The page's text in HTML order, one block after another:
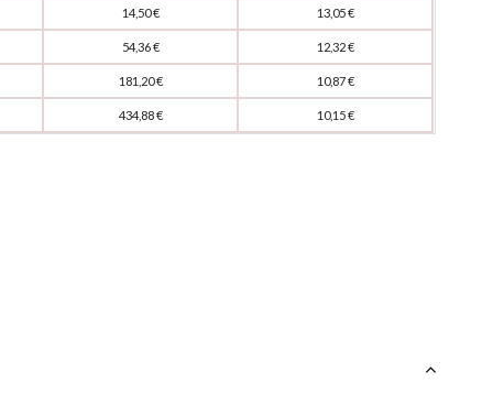
14,50 € 13,05 €
54,36 € 12,32 €
181,20 € 10,87 €
434,88 € 10,15 €